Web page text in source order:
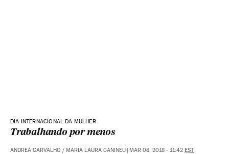
DIA INTERNACIONAL DA MULHER
Trabalhando por menos
ANDREA CARVALHO / MARIA LAURA CANINEU | MAR 08, 2018 - 11:42 EST